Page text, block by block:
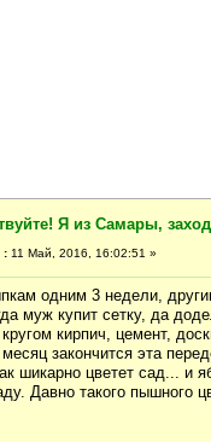
Я из Самары,
: 11 Май, 2016, 16:02:51 »
одним 3 недели,
муж купит сетку, да
кирпич, цемент,
закончится эта
шикарно цветет сад... и
Давно такого пышного